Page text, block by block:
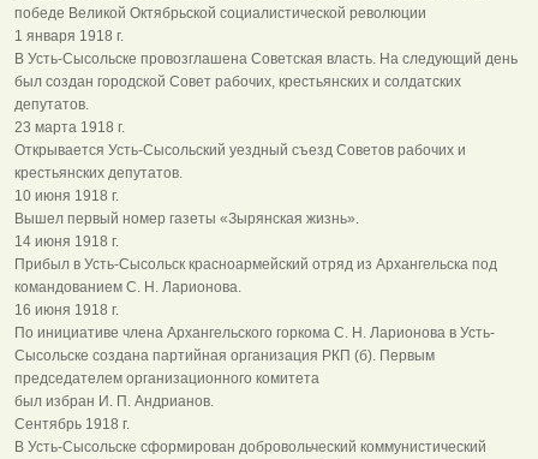
победе Великой Октябрьской социалистической революции
1 января 1918 г.
В Усть-Сысольске провозглашена Советская власть. На следующий день
был создан городской Совет рабочих, крестьянских и солдатских
депутатов.
23 марта 1918 г.
Открывается Усть-Сысольский уездный съезд Советов рабочих и
крестьянских депутатов.
10 июня 1918 г.
Вышел первый номер газеты «Зырянская жизнь».
14 июня 1918 г.
Прибыл в Усть-Сысольск красноармейский отряд из Архангельска под
командованием С. Н. Ларионова.
16 июня 1918 г.
По инициативе члена Архангельского горкома С. Н. Ларионова в Усть-
Сысольске создана партийная организация РКП (б). Первым
председателем организационного комитета
был избран И. П. Андрианов.
Сентябрь 1918 г.
В Усть-Сысольске сформирован добровольческий коммунистический